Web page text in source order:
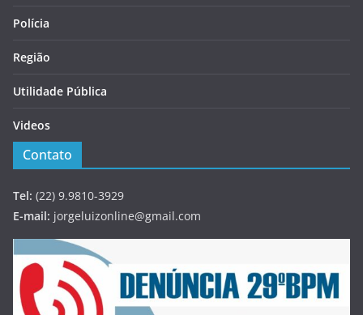
Polícia
Região
Utilidade Pública
Videos
Contato
Tel: (22) 9.9810-3929
E-mail: jorgeluizonline@gmail.com